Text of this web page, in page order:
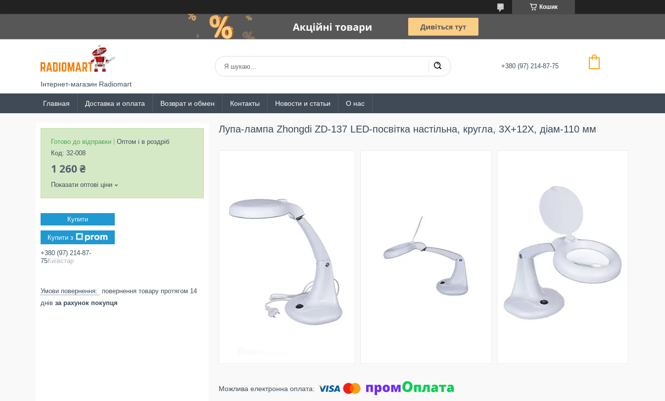
Кошик
Інтернет-магазин Radiomart
+380 (97) 214-87-75
Главная Доставка и оплата Возврат и обмен Контакты Новости и статьи О нас
Лупа-лампа Zhongdi ZD-137 LED-посвітка настільна, кругла, 3Х+12Х, діам-110 мм
Готово до відправки
Оптом і в роздріб
Код: 32-008
1 260 ₴
Показати оптові ціни
Купити
Купити з
+380 (97) 214-87-
75Київстар
повернення товару протягом 14
днів за рахунок покупця